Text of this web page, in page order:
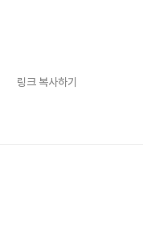
링크 복사하기